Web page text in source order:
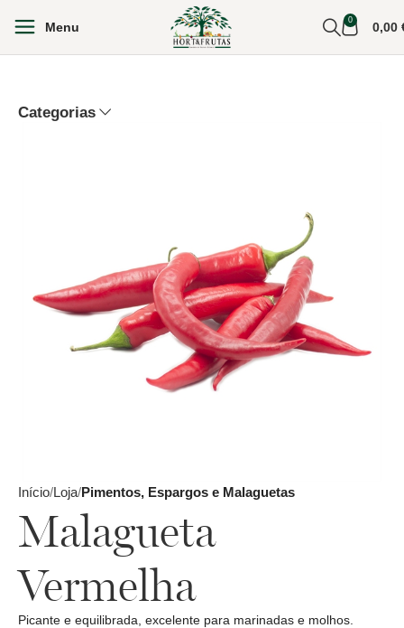
Menu 0 0,00
Categorias
Início Loja Pimentos, Espargos e Malaguetas
Malagueta
Vermelha
Picante e equilibrada, excelente para marinadas e molhos.